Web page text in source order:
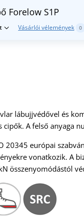
Forelow S1P
Vásárlói vélemények 0
lábujjvédővel és
A felső anyaga
20345 európai
vonatkozik. A
összenyomódástól